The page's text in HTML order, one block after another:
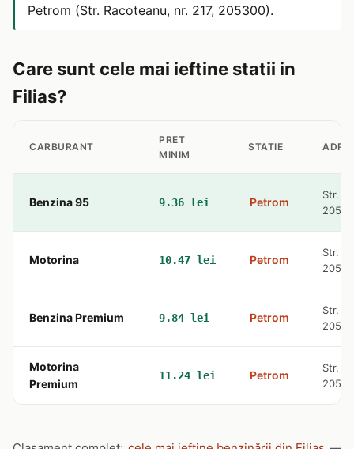
Petrom (Str. Racoteanu, nr. 217, 205300).
Care sunt cele mai ieftine statii in
Filias?
CARBURANT
PRET
MINIM
STATIE
Benzina 95 9.36 lei Petrom
Str.
Motorina 10.47 lei Petrom
Str.
Benzina Premium 9.84 lei Petrom
Str.
Motorina
Premium
11.24 lei Petrom
Str.